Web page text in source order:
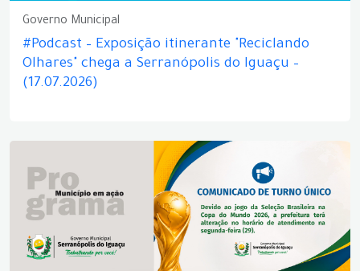
Governo Municipal
#Podcast – Exposição itinerante "Reciclando
Olhares" chega a Serranópolis do Iguaçu –
(17.07.2026)